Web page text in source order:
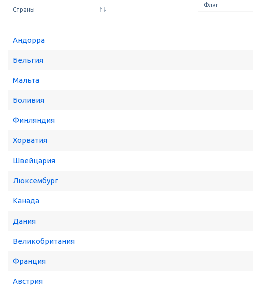
Страны
Андорра
Бельгия
Мальта
Боливия
Финляндия
Хорватия
Швейцария
Люксембург
Канада
Дания
Великобритания
Франция
Австрия